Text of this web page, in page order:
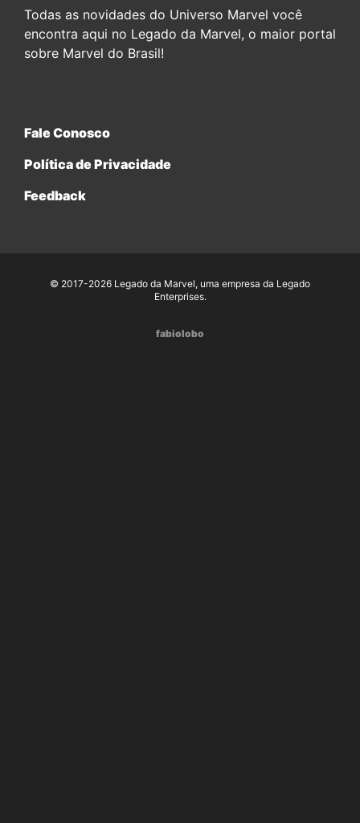
Todas as novidades do Universo Marvel você
encontra aqui no Legado da Marvel, o maior portal
sobre Marvel do Brasil!
Fale Conosco
Política de Privacidade
Feedback
© 2017-2026 Legado da Marvel, uma empresa da Legado
Enterprises.
fabiolobo